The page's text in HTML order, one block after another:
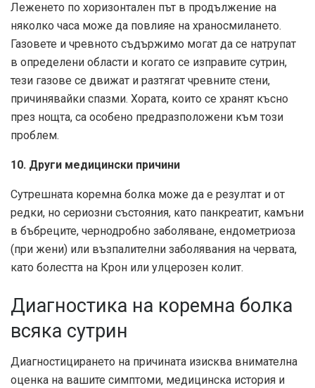
Леженето по хоризонтален път в продължение на
няколко часа може да повлияе на храносмилането.
Газовете и чревното съдържимо могат да се натрупат
в определени области и когато се изправите сутрин,
тези газове се движат и разтягат чревните стени,
причинявайки спазми. Хората, които се хранят късно
през нощта, са особено предразположени към този
проблем.
10. Други медицински причини
Сутрешната коремна болка може да е резултат и от
редки, но сериозни състояния, като панкреатит, камъни
в бъбреците, чернодробно заболяване, ендометриоза
(при жени) или възпалителни заболявания на червата,
като болестта на Крон или улцерозен колит.
Диагностика на коремна болка
всяка сутрин
Диагностицирането на причината изисква внимателна
оценка на вашите симптоми, медицинска история и